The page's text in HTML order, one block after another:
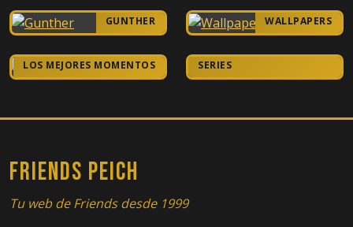
15 El del tío colocado
16 El de las dos partes, Parte 1
17 El de las dos partes, Parte 2
18 El del póker
GUNTHER WALLPAPERS
LOS MEJORES MOMENTOS
SERIES
FRIENDS PEICH
Tu web de Friends desde 1999